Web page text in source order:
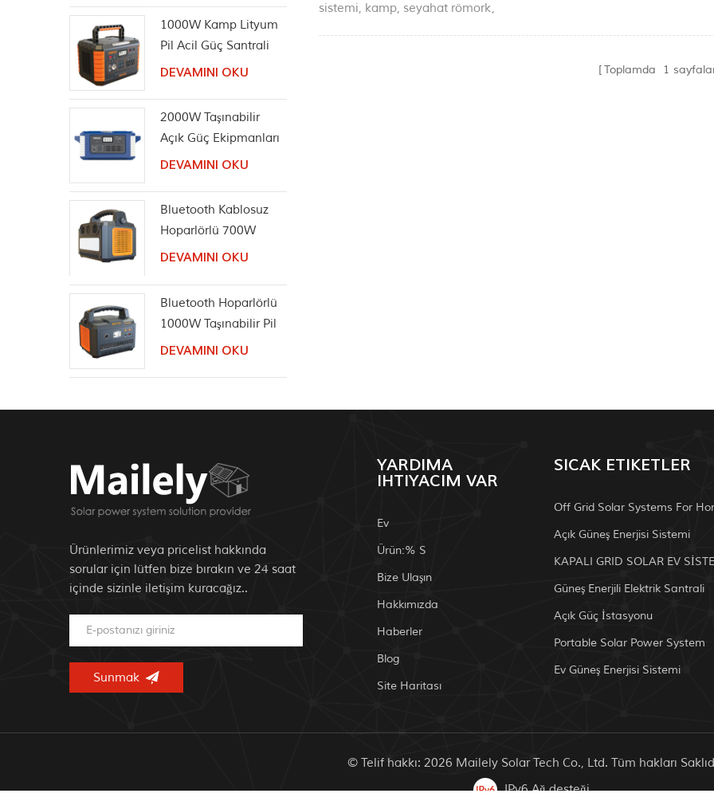
sistemi, kamp, seyahat römork,
Toplamda 1
1000W Kamp Lityum
Pil Acil Güç Santrali
DEVAMINI OKU
2000W Taşınabilir
Açık Güç Ekipmanları
Güneş Jeneratörü
DEVAMINI OKU
Bluetooth Kablosuz
Hoparlörlü 700W
Taşınabilir Güç
DEVAMINI OKU
Bluetooth Hoparlörlü
1000W Taşınabilir Pil
İstasyonu
DEVAMINI OKU
Ürünlerimiz veya pricelist hakkında
sorular için lütfen bize bırakın ve 24 saat
içinde sizinle iletişim kuracağız..
YARDIMA
IHTIYACIM VAR
Ev
Ürün:% S
Bize Ulaşın
Hakkımızda
Haberler
Blog
Site Haritası
SICAK ETIKETLER
Off Grid Solar Systems For
Açık Güneş Enerjisi Sistemi
KAPALI GRID SOLAR EV
Güneş Enerjili Elektrik Santrali
Açık Güç İstasyonu
Portable Solar Power System
Ev Güneş Enerjisi Sistemi
© Telif hakkı: 2026 Mailely Solar Tech Co., Ltd. Tüm hakları
IPv6 Ağ desteği